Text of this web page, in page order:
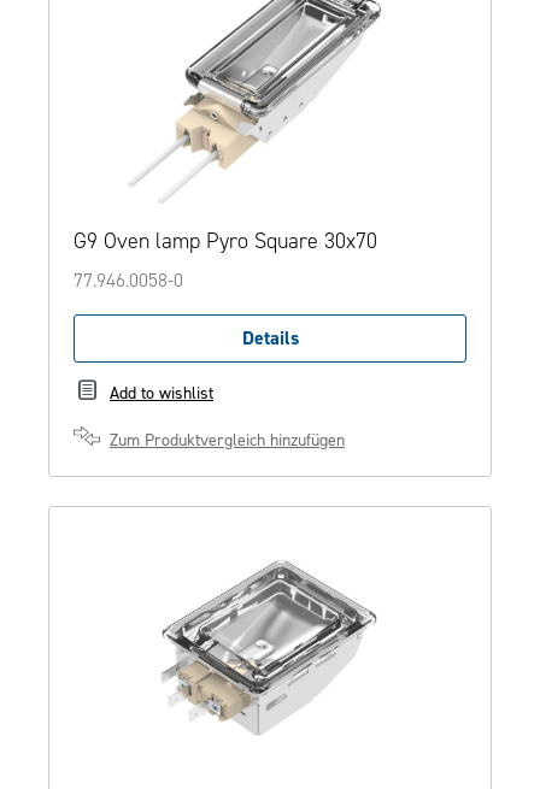
G9 Oven lamp Pyro Square 30x70
77.946.0058-0
Details
Add to wishlist
Zum Produktvergleich hinzufügen